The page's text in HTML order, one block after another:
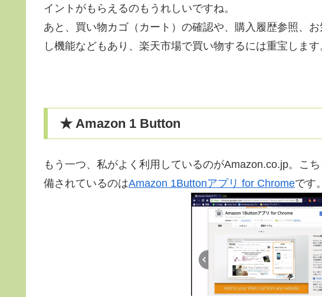
イントがもらえるのもうれしいですね。
あと、買い物カゴ（カート）の確認や、購入履歴参照、
し機能などもあり、楽天市場で買い物するには重宝します
★ Amazon 1 Button
もう一つ、私がよく利用しているのがAmazon.co.jp。こ
備されているのはAmazon 1Buttonアプリ for Chromeです。